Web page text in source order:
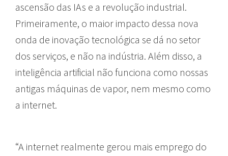
ascensão das IAs e a revolução industrial.
Primeiramente, o maior impacto dessa nova
onda de inovação tecnológica se dá no setor
dos serviços, e não na indústria. Além disso, a
inteligência artificial não funciona como nossas
antigas máquinas de vapor, nem mesmo como
a internet.
“A internet realmente gerou mais emprego do